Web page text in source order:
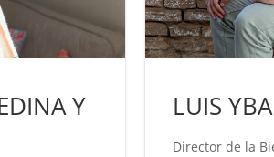
Y LUIS
Director de la